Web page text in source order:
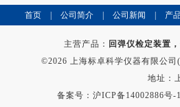
首页 公司简介 公司新闻 产
主营产品： 回弹仪检定装置
©2026 上海标卓科学仪器有限公
地址：
备案号：沪ICP备14002886号-